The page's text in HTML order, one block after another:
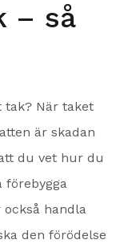
– så
tak? När taket
är skadan
du vet hur du
förebygga
handla
den förödelse